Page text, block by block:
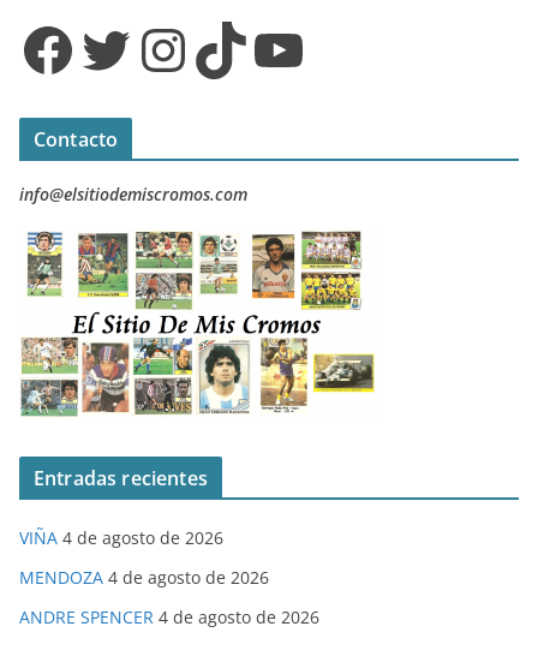
Facebook Twitter InstagramTikTok YouTube
Contacto
info@elsitiodemiscromos.com
Entradas recientes
VIÑA 4 de agosto de 2026
MENDOZA 4 de agosto de 2026
ANDRE SPENCER 4 de agosto de 2026